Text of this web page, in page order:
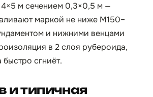
м сечением 0,3×0,5 м —
маркой не ниже М150–
и нижними венцами
в 2 слоя рубероида,
сгниёт.
и типичная